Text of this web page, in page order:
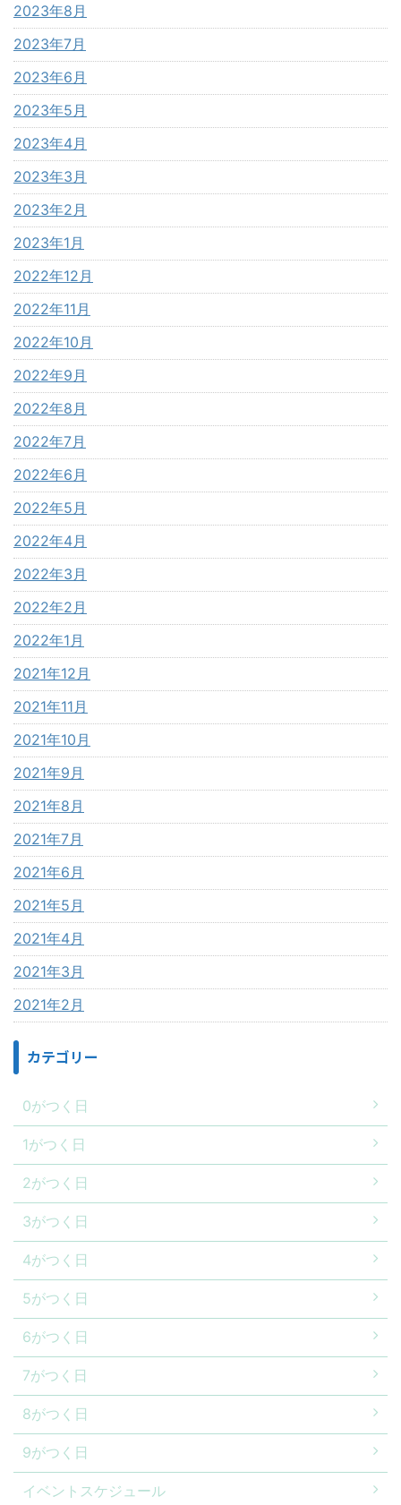
2023年8月
2023年7月
2023年6月
2023年5月
2023年4月
2023年3月
2023年2月
2023年1月
2022年12月
2022年11月
2022年10月
2022年9月
2022年8月
2022年7月
2022年6月
2022年5月
2022年4月
2022年3月
2022年2月
2022年1月
2021年12月
2021年11月
2021年10月
2021年9月
2021年8月
2021年7月
2021年6月
2021年5月
2021年4月
2021年3月
2021年2月
カテゴリー
0がつく日
1がつく日
2がつく日
3がつく日
4がつく日
5がつく日
6がつく日
7がつく日
8がつく日
9がつく日
イベントスケジュール